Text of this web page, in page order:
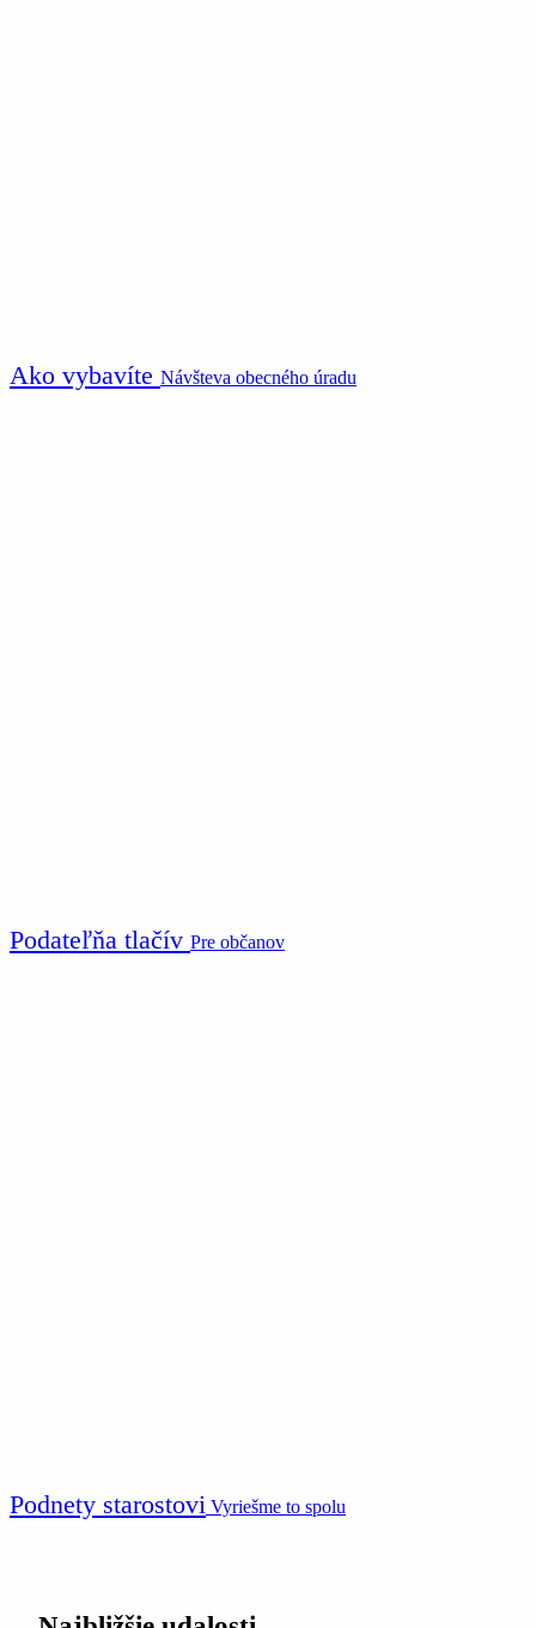
Ako vybavíte Návšteva obecného úradu
Podateľňa tlačív Pre občanov
Podnety starostovi Vyriešme to spolu